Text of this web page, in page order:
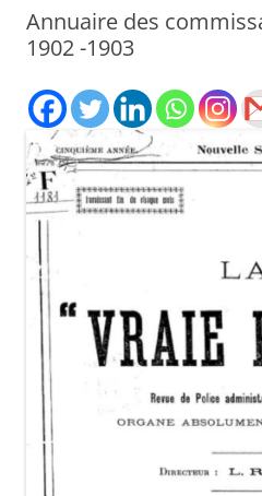
Annuaire des
1902 -1903